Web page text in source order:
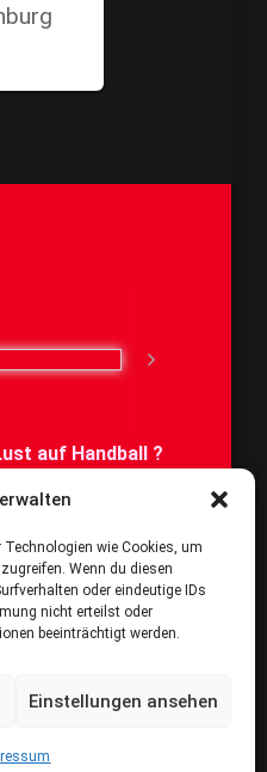
wie Cookies, um
Wenn du diesen
oder eindeutige IDs
nicht erteilst oder
beeinträchtigt werden.
Einstellungen ansehen
auf Handball ?
bei uns vorbei